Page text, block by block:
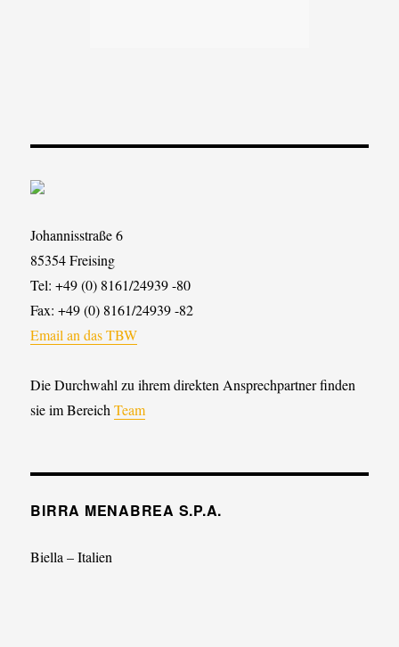
Johannisstraße 6
85354 Freising
Tel: +49 (0) 8161/24939 -80
Fax: +49 (0) 8161/24939 -82
Email an das TBW
Die Durchwahl zu ihrem direkten Ansprechpartner finden
sie im BereichTeam
BIRRA MENABREA S.P.A.
Biella – Italien